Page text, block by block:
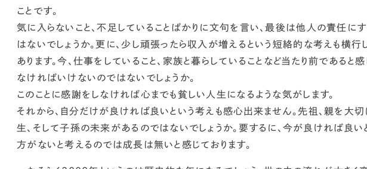
ことです。
気に入らないこと、不足していることばかりに文句を言い、最後は他人の責任に
はないでしょうか。更に、少し頑張ったら収入が増えるという短絡的な考えも横行
あります。今、仕事をしていること、家族と暮らしていることなど当たり前であると
なければいけないのではないでしょうか。
このことに感謝をしなければ心までも貧しい人生になるような気がします。
それから、 自分だけが良ければ良いという考えも感心出来ません。先祖、親を大
生、そして子孫の未来があるのではないでしょうか。要するに、今が良ければ良い
方がないと考えるのでは成長は無いと感じております。